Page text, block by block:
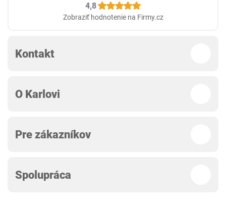
4,8
Zobraziť hodnotenie na Firmy.cz
Kontakt
O Karlovi
Pre zákazníkov
Spolupráca